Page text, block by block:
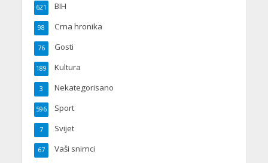
BIH
621
Crna hronika
98
Gosti
76
Kultura
189
Nekategorisano
3
Sport
596
Svijet
7
Vaši snimci
67